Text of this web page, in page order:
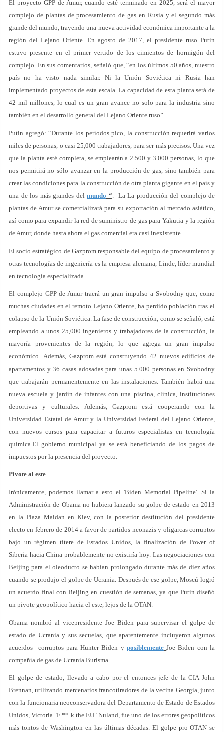
El proyecto GPP de Amur, cuando esté terminado en 2025, será el mayor
complejo de plantas de procesamiento de gas en Rusia y el segundo más
grande del mundo, trayendo una nueva actividad económica importante a la
región del Lejano Oriente. En agosto de 2017, el presidente ruso Putin
estuvo presente en el primer vertido de los cimientos de hormigón del
complejo. En sus comentarios, señaló que, “en los últimos 50 años, nuestro
país no ha visto nada similar. Ni la Unión Soviética ni Rusia han
implementado proyectos de esta escala. La capacidad de esta planta será de
42 mil millones, lo cual es un gran avance no solo para la industria sino
también en el desarrollo general del Lejano Oriente ruso”.
Putin agregó: “Durante los períodos pico, la construcción requerirá varios
miles de personas, o casi 25,000 trabajadores, para ser más precisos. Una vez
que la planta esté completa, se emplearán a 2.500 y 3.000 personas, lo que
nos permitirá no sólo avanzar en la producción de gas, sino también para
crear las condiciones para la construcción de otra planta gigante en el país y
una de los más grandes del mundo “. La La producción del complejo de
plantas de Amur se comercializará para su exportación al mercado asiático,
así como para expandir la red de suministro de gas para Yakutia y la región
de Amur, donde hasta ahora el gas comercial era casi inexistente.
El socio estratégico de Gazprom responsable del equipo de procesamiento y
otras tecnologías de ingeniería es la empresa alemana, Linde, líder mundial
en tecnología especializada.
El complejo GPP de Amur traerá un gran impulso a Svobodny que, como
muchas ciudades en el remoto Lejano Oriente, ha perdido población tras el
colapso de la Unión Soviética. La fase de construcción, como se señaló, está
empleando a unos 25,000 ingenieros y trabajadores de la construcción, la
mayoría provenientes de la región, lo que agrega un gran impulso
económico. Además, Gazprom está construyendo 42 nuevos edificios de
apartamentos y 36 casas adosadas para unas 5.000 personas en Svobodny
que trabajarán permanentemente en las instalaciones. También habrá una
nueva escuela y jardín de infantes con una piscina, clínica, instituciones
deportivas y culturales. Además, Gazprom está cooperando con la
Universidad Estatal de Amur y la Universidad Federal del Lejano Oriente,
con nuevos cursos para capacitar a futuros especialistas en tecnología
química.El gobierno municipal ya se está beneficiando de los pagos de
impuestos por la presencia del proyecto.
Pivote al este
Irónicamente, podemos llamar a esto el 'Biden Memorial Pipeline'. Si la
Administración de Obama no hubiera lanzado su golpe de estado en 2013
en la Plaza Maidan en Kiev, con la posterior destitución del presidente
electo en febrero de 2014 a favor de partidos neonazis y oligarcas corruptos
bajo un régimen títere de Estados Unidos, la finalización de Power of
Siberia hacia China probablemente no existiría hoy. Las negociaciones con
Beijing para el oleoducto se habían prolongado durante más de diez años
cuando se produjo el golpe de Ucrania. Después de ese golpe, Moscú logró
un acuerdo final con Beijing en cuestión de semanas, ya que Putin diseñó
un pivote geopolítico hacia el este, lejos de la OTAN.
Obama nombró al vicepresidente Joe Biden para supervisar el golpe de
estado de Ucrania y sus secuelas, que aparentemente incluyeron algunos
acuerdos corruptos para Hunter Biden y posiblemente Joe Biden con la
compañía de gas de Ucrania Burisma.
El golpe de estado, llevado a cabo por el entonces jefe de la CIA John
Brennan, utilizando mercenarios francotiradores de la vecina Georgia, junto
con la funcionaria neoconservadora del Departamento de Estado de Estados
Unidos, Victoria "F ** k the EU" Nuland, fue uno de los errores geopolíticos
más tontos de Washington en las últimas décadas. El golpe pro-OTAN se